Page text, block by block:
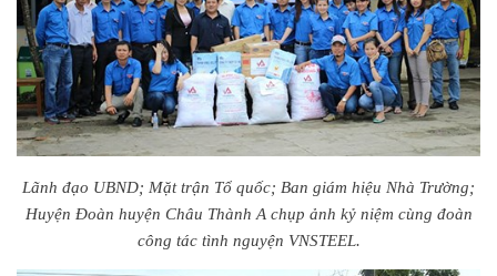
Lãnh đạo UBND; Mặt trận Tổ quốc; Ban giám hiệu Nhà Trường;
Huyện Đoàn huyện Châu Thành A chụp ảnh kỷ niệm cùng đoàn
công tác tình nguyện VNSTEEL.